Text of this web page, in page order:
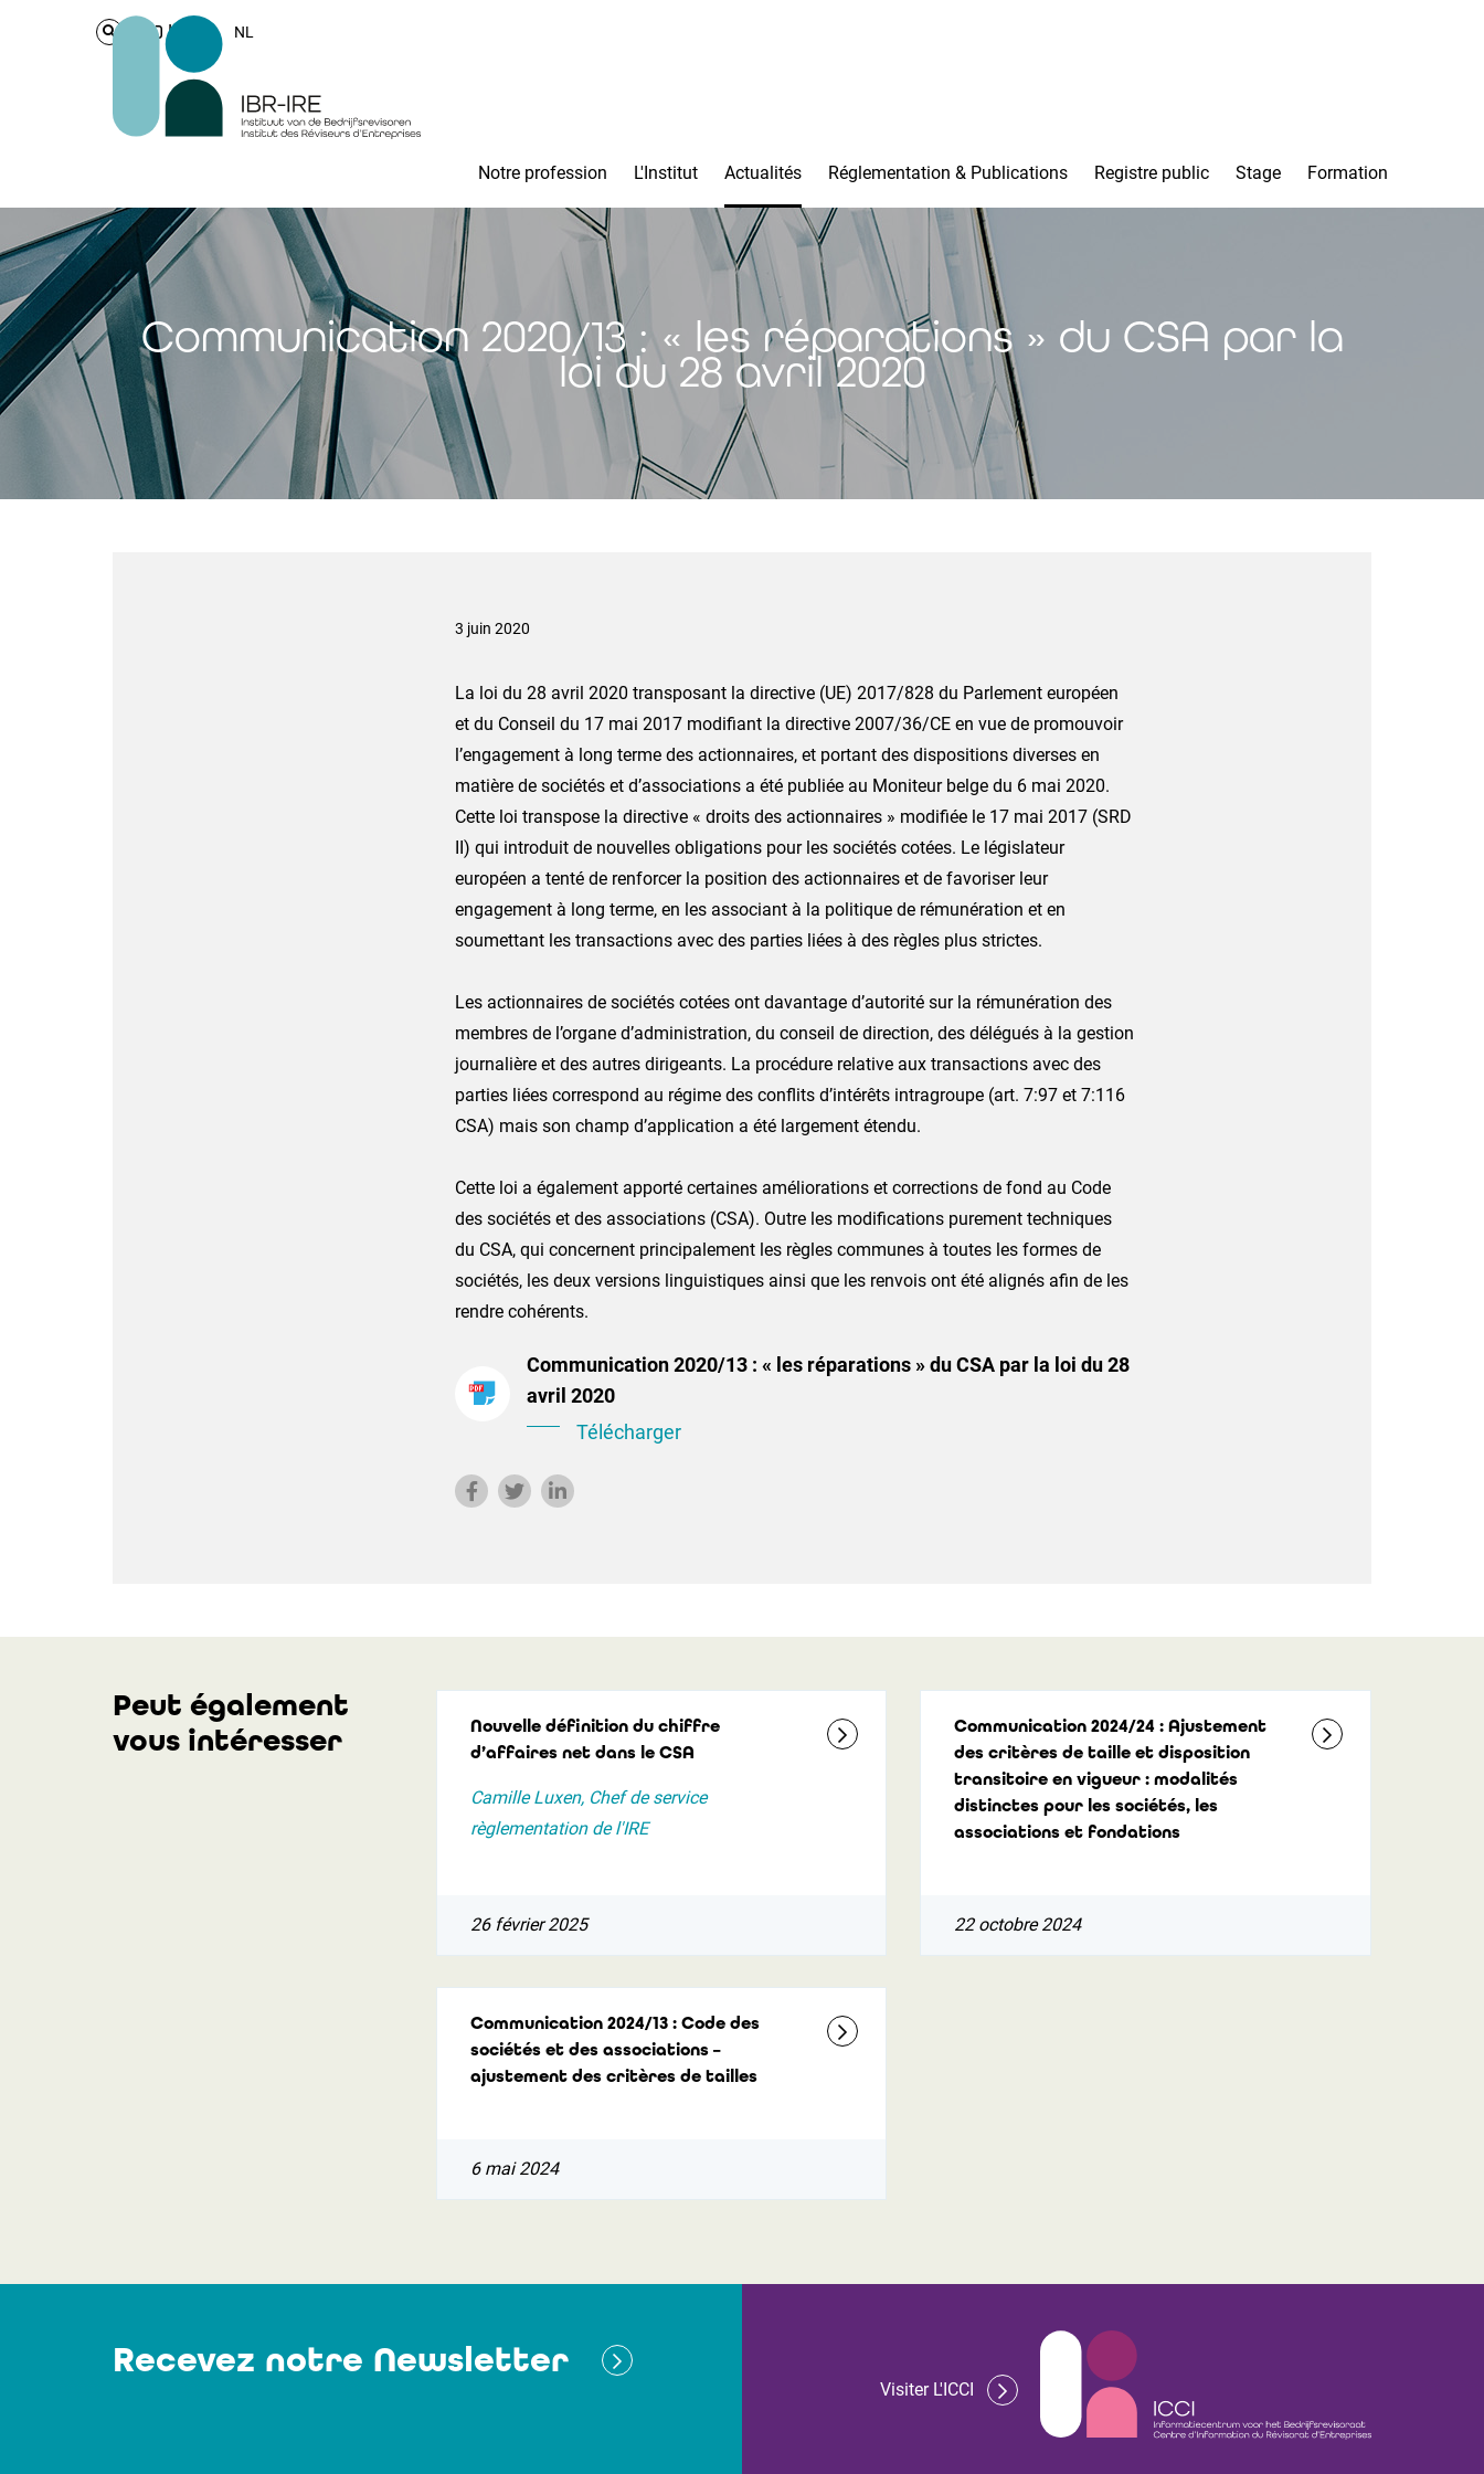
Login NL
Notre profession L'Institut Actualités Réglementation & Publications Registre public Stage Formation
Communication 2020/13 : « les réparations » du CSA par la
loi du 28 avril 2020
3 juin 2020
La loi du 28 avril 2020 transposant la directive (UE) 2017/828 du Parlement européen
et du Conseil du 17 mai 2017 modifiant la directive 2007/36/CE en vue de promouvoir
l’engagement à long terme des actionnaires, et portant des dispositions diverses en
matière de sociétés et d’associations a été publiée au Moniteur belge du 6 mai 2020.
Cette loi transpose la directive « droits des actionnaires » modifiée le 17 mai 2017 (SRD
II) qui introduit de nouvelles obligations pour les sociétés cotées. Le législateur
européen a tenté de renforcer la position des actionnaires et de favoriser leur
engagement à long terme, en les associant à la politique de rémunération et en
soumettant les transactions avec des parties liées à des règles plus strictes.
Les actionnaires de sociétés cotées ont davantage d’autorité sur la rémunération des
membres de l’organe d’administration, du conseil de direction, des délégués à la gestion
journalière et des autres dirigeants. La procédure relative aux transactions avec des
parties liées correspond au régime des conflits d’intérêts intragroupe (art. 7:97 et 7:116
CSA) mais son champ d’application a été largement étendu.
Cette loi a également apporté certaines améliorations et corrections de fond au Code
des sociétés et des associations (CSA). Outre les modifications purement techniques
du CSA, qui concernent principalement les règles communes à toutes les formes de
sociétés, les deux versions linguistiques ainsi que les renvois ont été alignés afin de les
rendre cohérents.
Communication 2020/13 : « les réparations » du CSA par la loi du 28
avril 2020
Télécharger
Peut également
vous intéresser
Nouvelle définition du chiffre
d’affaires net dans le CSA
Camille Luxen, Chef de service
règlementation de l'IRE
26 février 2025
Communication 2024/24 : Ajustement
des critères de taille et disposition
transitoire en vigueur : modalités
distinctes pour les sociétés, les
associations et fondations
22 octobre 2024
Communication 2024/13 : Code des
sociétés et des associations –
ajustement des critères de tailles
6 mai 2024
Recevez notre Newsletter
Visiter L'ICCI